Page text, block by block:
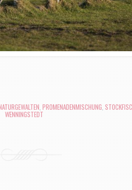
, PROMENADENMISCHUNG,
WENNINGSTEDT